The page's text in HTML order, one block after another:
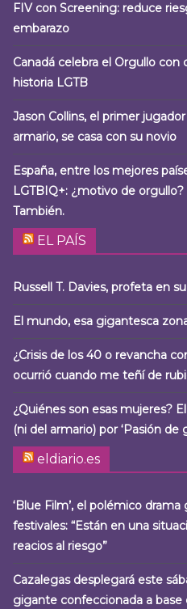
FIV con Screening: reduce
embarazo
Canadá celebra el Orgullo con
historia LGTB
Jason Collins, el primer
armario, se casa con su novio
España, entre los mejores
LGTBIQ+: ¿motivo de orgullo?
También.
EL PAÍS
Russell T. Davies, profeta en
El mundo, esa gigantesca
¿Crisis de los 40 o revancha
ocurrió cuando me teñí de
¿Quiénes son esas mujeres?
(ni del armario) por ‘Pasión de
eldiario.es
‘Blue Film’, el polémico
festivales: “Están en una
reacios al riesgo”
Cazalegas desplegará este
gigante confeccionada a base